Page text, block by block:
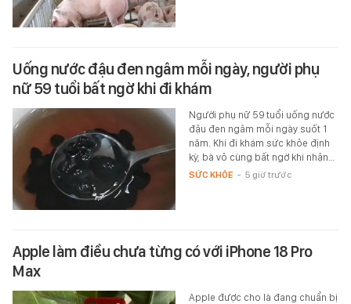
Uống nước đậu đen ngâm mỗi ngày, người phụ
nữ 59 tuổi bất ngờ khi đi khám
Người phụ nữ 59 tuổi uống nước
đậu đen ngâm mỗi ngày suốt 1
năm. Khi đi khám sức khỏe định
kỳ, bà vô cùng bất ngờ khi nhận…
SỨC KHỎE - 5 giờ trước
Apple làm điều chưa từng có với iPhone 18 Pro
Max
Apple được cho là đang chuẩn bị